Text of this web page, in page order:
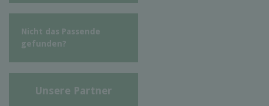
Nicht das Passende
gefunden?
Unsere Partner